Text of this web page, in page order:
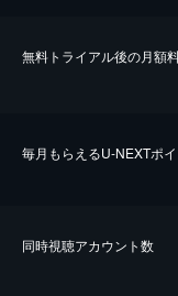
無料トライアル後の⽉額
毎⽉もらえるU-NEXTポイ
同時視聴アカウント数